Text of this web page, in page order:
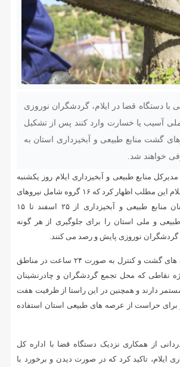
با دستگاه قضا در ایلام، گردشگران نوروزی
آسیب یا خسارت وارد کنند پس از تشکیل
گشت منابع طبیعی و آبخیزداری استان به
خواهند شد.
منابع طبیعی و آبخیزداری ایلام روز یکشنبه
در گفت و گو با ما با اعلام این مطلب اظهار کرد که ۱۶ گروه شامل نیروهای
یگان حفاظت و کارکنان منابع طبیعی و آبخیزداری از ۲۵ اسفند تا ۱۵
و ملی استان را برای جلوگیری از هر گونه
نوروزی پایش و رصد می کنند.
وی افزود که این گروه های گشت و کنترل به صورت ۲۴ ساعت در مناطق
نقاطی که محل تجمع گردشگران و چادرنشینان
دارند و همچنین در این راستا از ظرفیت هفت
برای حراست از عرصه های طبیعی استان استفاده
از همکاری نزدیک دستگاه قضا با اداره کل
ایلام، تاکید کرد که در صورت دیدن و برخورد با